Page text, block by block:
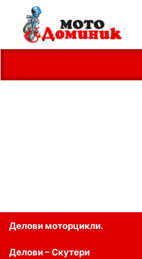
Делови моторцикли.
Делови – Скутери